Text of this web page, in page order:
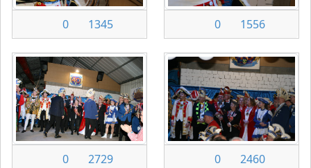
0 1345 0 1556
0 2729 0 2460